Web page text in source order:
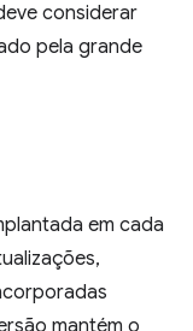
considerar
pela grande
em cada
mantém o